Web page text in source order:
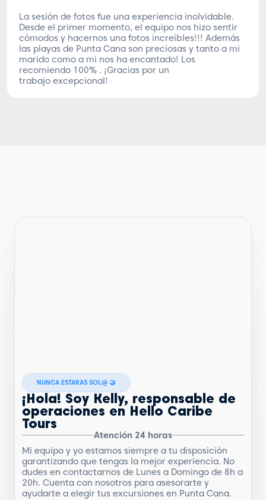
La sesión de fotos fue una experiencia inolvidable.
Desde el primer momento, el equipo nos hizo sentir
cómodos y hacernos una fotos increíbles!!! Además
las playas de Punta Cana son preciosas y tanto a mi
marido como a mi nos ha encantado! Los
recomiendo 100% . ¡Gracias por un
trabajo excepcional!
NUNCA ESTARAS SOL@ 🤝
¡Hola! Soy Kelly, responsable de
operaciones en Hello Caribe
Tours
Atención 24 horas
Mi equipo y yo estamos siempre a tu disposición
garantizando que tengas la mejor experiencia. No
dudes en contactarnos de Lunes a Domingo de 8h a
20h. Cuenta con nosotros para asesorarte y
ayudarte a elegir tus excursiones en Punta Cana.